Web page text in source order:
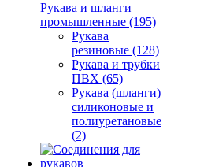
Рукава и шланги
промышленные (195)
Рукава
резиновые (128)
Рукава и трубки
ПВХ (65)
Рукава (шланги)
силиконовые и
полиуретановые
(2)